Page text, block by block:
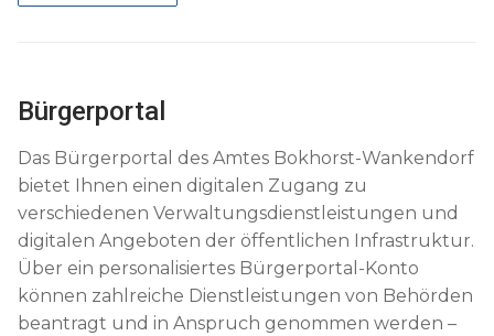
Bürgerportal
Das Bürgerportal des Amtes Bokhorst-Wankendorf
bietet Ihnen einen digitalen Zugang zu
verschiedenen Verwaltungsdienstleistungen und
digitalen Angeboten der öffentlichen Infrastruktur.
Über ein personalisiertes Bürgerportal-Konto
können zahlreiche Dienstleistungen von Behörden
beantragt und in Anspruch genommen werden –